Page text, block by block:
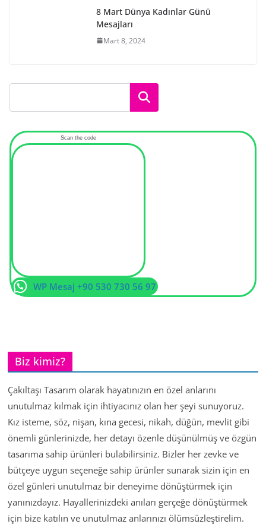
8 Mart Dünya Kadınlar Günü
Mesajları
Mart 8, 2024
Ara
Scan the code
WP Mesaj +90 530 730 56 97
Biz kimiz?
Çakıltaşı Tasarım olarak hayatınızın en özel anlarını
unutulmaz kılmak için ihtiyacınız olan her şeyi sunuyoruz.
Kız isteme, söz, nişan, kına gecesi, nikah, düğün, mevlit gibi
önemli günlerinizde, her detayı özenle düşünülmüş ve özgün
tasarıma sahip ürünleri bulabilirsiniz. Bizler her zevke ve
bütçeye uygun seçeneğe sahip ürünler sunarak sizin için en
özel günleri unutulmaz bir deneyime dönüştürmek için
yanınızdayız. Hayallerinizdeki anıları gerçeğe dönüştürmek
için bize katılın ve unutulmaz anlarınızı ölümsüzleştirelim.